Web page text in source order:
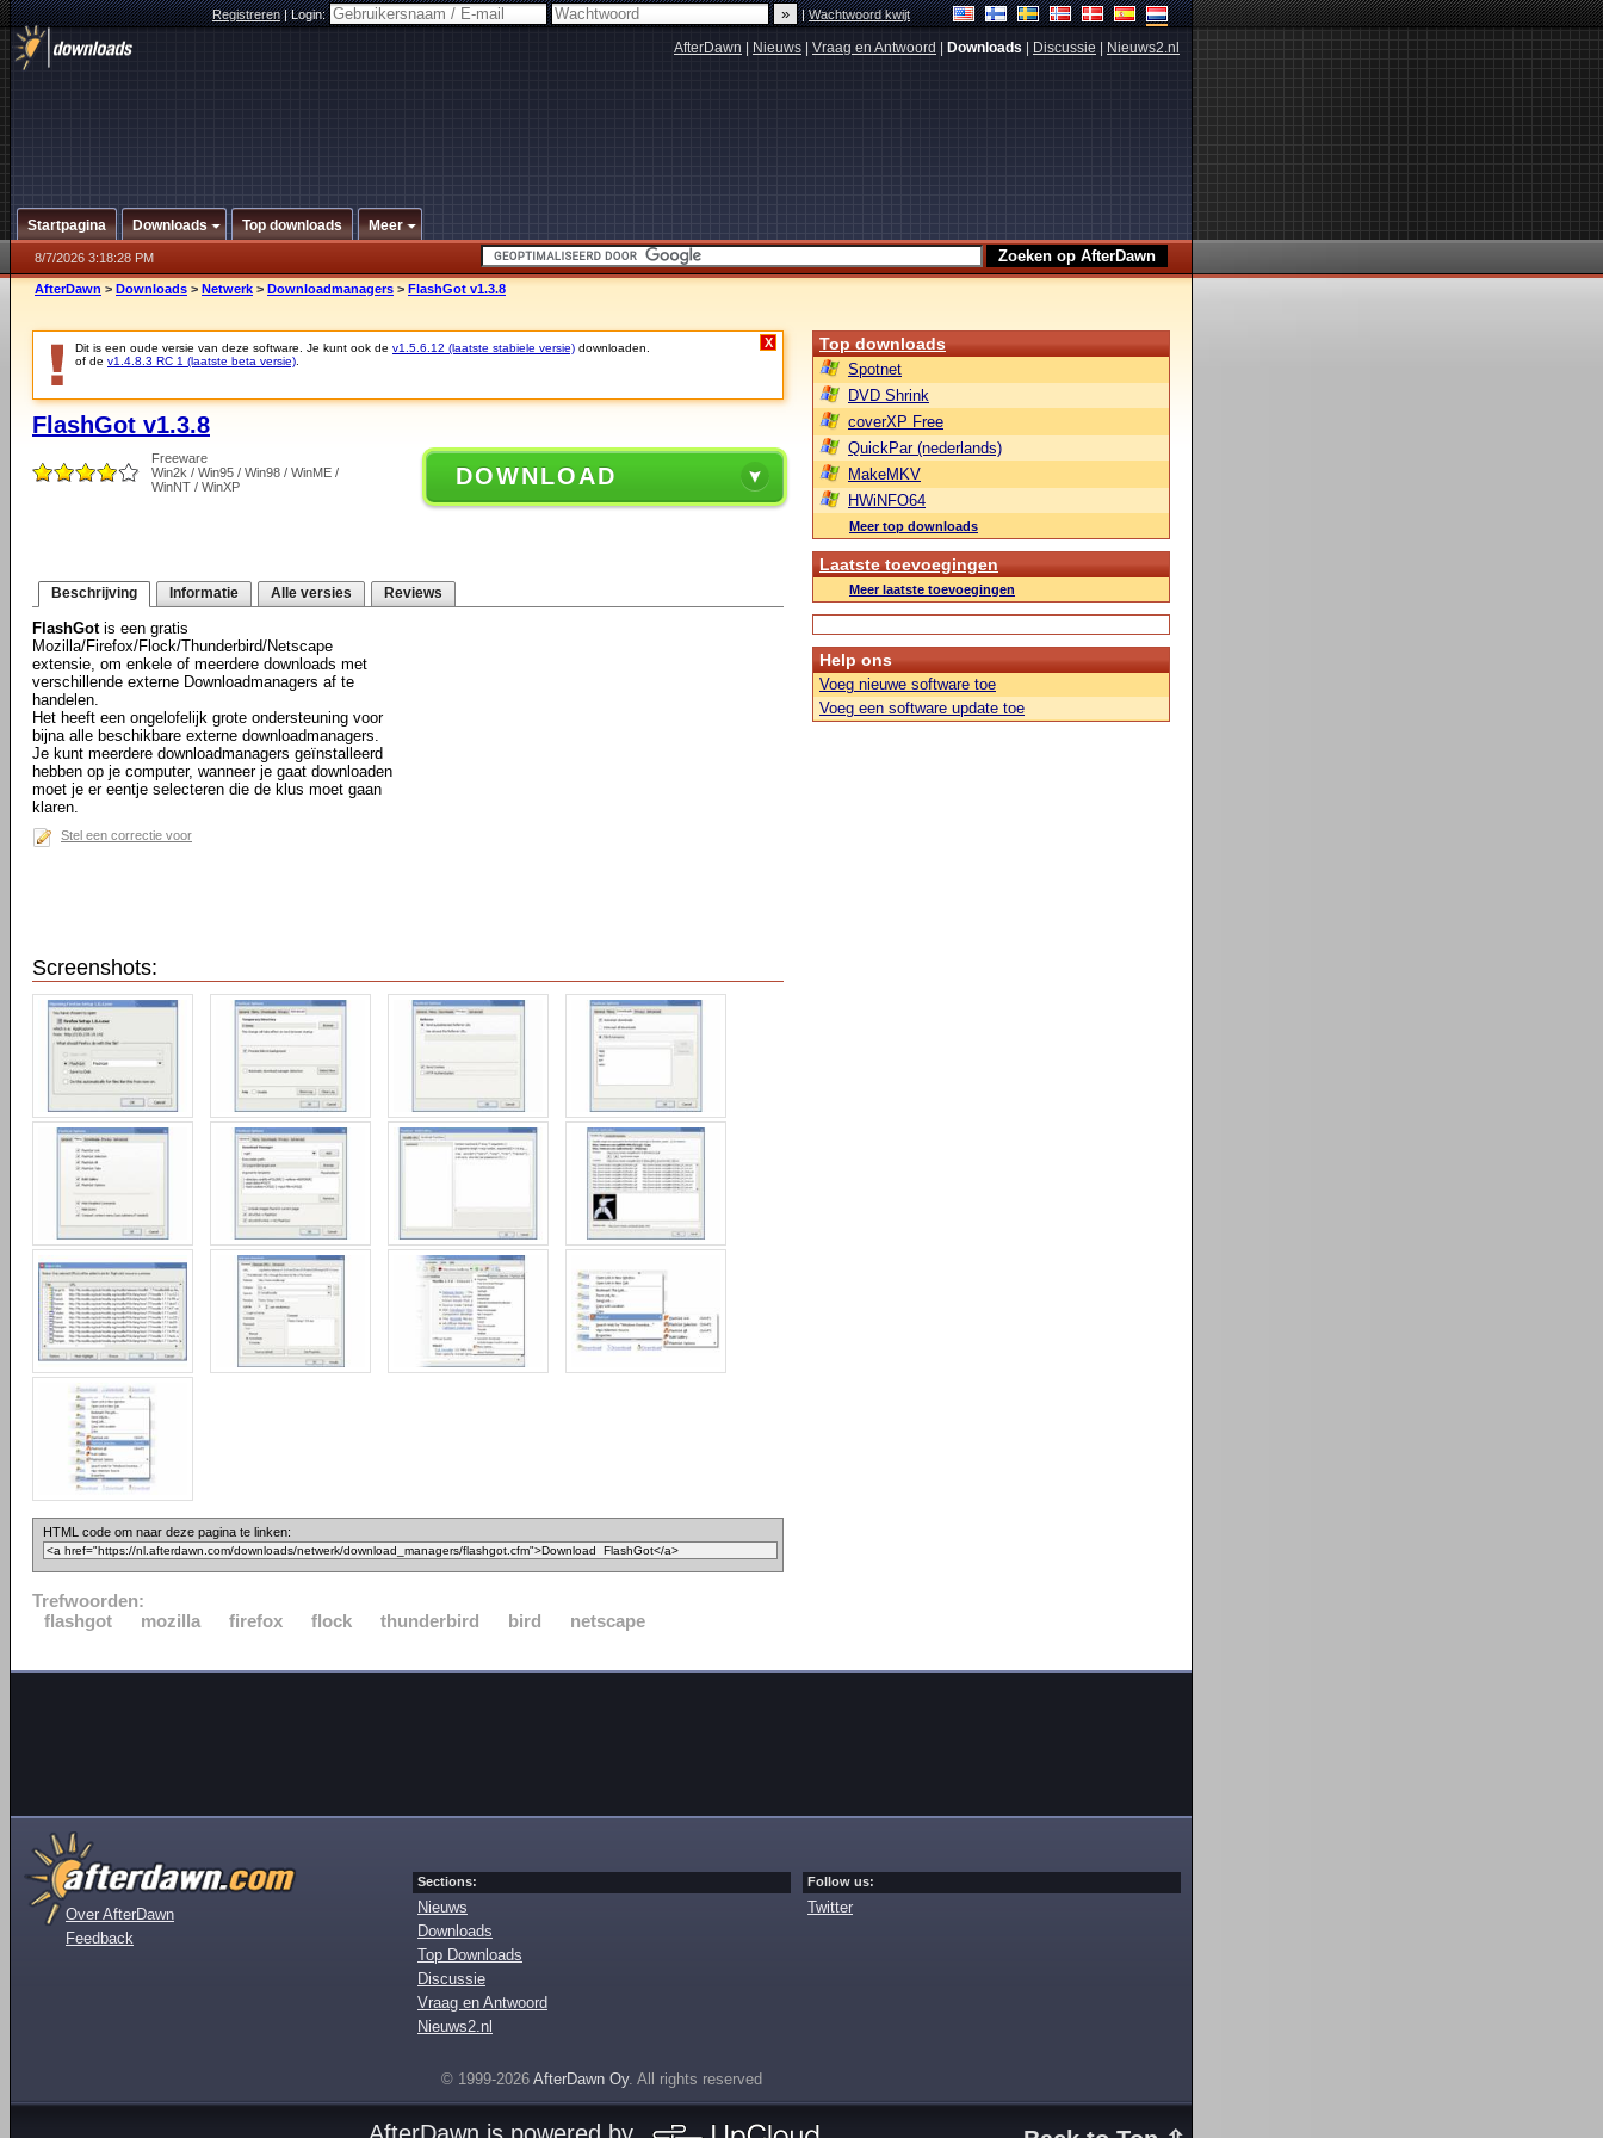
Registreren|Login: |Wachtwoord kwijt
AfterDawn Nieuws Vraag en Antwoord Downloads Discussie Nieuws2.nl
Startpagina Downloads Top downloads Meer
8/7/2026 3:18:28 PM
AfterDawn > Downloads > Netwerk > Downloadmanagers > FlashGot v1.3.8
Dit is een oude versie van deze software. Je kunt ook de v1.5.6.12 (laatste stabiele versie) downloaden.
of de v1.4.8.3 RC 1 (laatste beta versie)
X
FlashGot v1.3.8
Freeware
Win2k / Win95 / Win98 / WinME /
WinNT / WinXP
DOWNLOAD
Beschrijving Informatie Alle versies Reviews
FlashGotis een gratis
Mozilla/Firefox/Flock/Thunderbird/Netscape
extensie, om enkele of meerdere downloads met
verschillende externe Downloadmanagers af te
handelen.
Het heeft een ongelofelijk grote ondersteuning voor
bijna alle beschikbare externe downloadmanagers.
Je kunt meerdere downloadmanagers geïnstalleerd
hebben op je computer, wanneer je gaat downloaden
moet je er eentje selecteren die de klus moet gaan
klaren.
Stel een correctie voor
Screenshots:
HTML code om naar deze pagina te linken:
Trefwoorden:
flashgot
mozilla firefox flock thunderbird bird netscape
Top downloads
Spotnet
DVD Shrink
coverXP Free
QuickPar (nederlands)
MakeMKV
HWiNFO64
Meer top downloads
Laatste toevoegingen
Meer laatste toevoegingen
Help ons
Voeg nieuwe software toe
Voeg een software update toe
Over AfterDawn
Feedback
Sections:
Nieuws
Downloads
Top Downloads
Discussie
Vraag en Antwoord
Nieuws2.nl
Follow us:
Twitter
© 1999-2026 AfterDawn Oy. All rights reserved